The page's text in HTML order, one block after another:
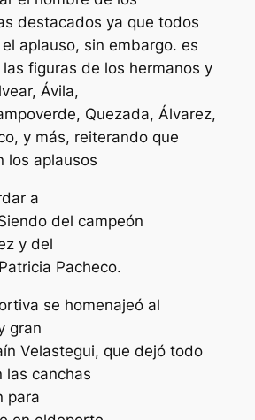
destacados ya que todos
aplauso, sin embargo. es
figuras de los hermanos y
Ávila,
Quezada, Álvarez,
y más, reiterando que
los aplausos
a
del campeón
y del
Pacheco.
se homenajeó al
gran
Velastegui, que dejó todo
las canchas
para